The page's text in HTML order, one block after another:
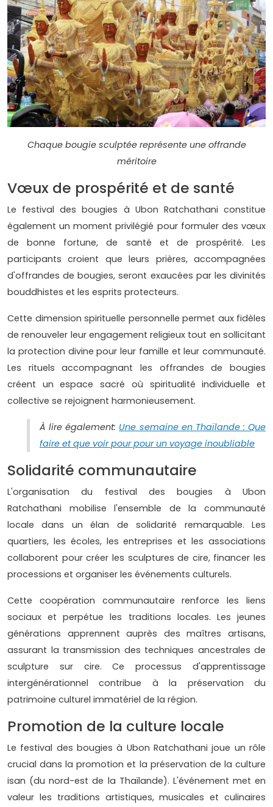
Chaque bougie sculptée représente une offrande
méritoire
Vœux de prospérité et de santé
Le festival des bougies à Ubon Ratchathani constitue
également un moment privilégié pour formuler des vœux
de bonne fortune, de santé et de prospérité. Les
participants croient que leurs prières, accompagnées
d'offrandes de bougies, seront exaucées par les divinités
bouddhistes et les esprits protecteurs.
Cette dimension spirituelle personnelle permet aux fidèles
de renouveler leur engagement religieux tout en sollicitant
la protection divine pour leur famille et leur communauté.
Les rituels accompagnant les offrandes de bougies
créent un espace sacré où spiritualité individuelle et
collective se rejoignent harmonieusement.
À lire également: Une semaine en Thaïlande : Que
faire et que voir pour pour un voyage inoubliable
Solidarité communautaire
L'organisation du festival des bougies à Ubon
Ratchathani mobilise l'ensemble de la communauté
locale dans un élan de solidarité remarquable. Les
quartiers, les écoles, les entreprises et les associations
collaborent pour créer les sculptures de cire, financer les
processions et organiser les événements culturels.
Cette coopération communautaire renforce les liens
sociaux et perpétue les traditions locales. Les jeunes
générations apprennent auprès des maîtres artisans,
assurant la transmission des techniques ancestrales de
sculpture sur cire. Ce processus d'apprentissage
intergénérationnel contribue à la préservation du
patrimoine culturel immatériel de la région.
Promotion de la culture locale
Le festival des bougies à Ubon Ratchathani joue un rôle
crucial dans la promotion et la préservation de la culture
isan (du nord-est de la Thaïlande). L'événement met en
valeur les traditions artistiques, musicales et culinaires